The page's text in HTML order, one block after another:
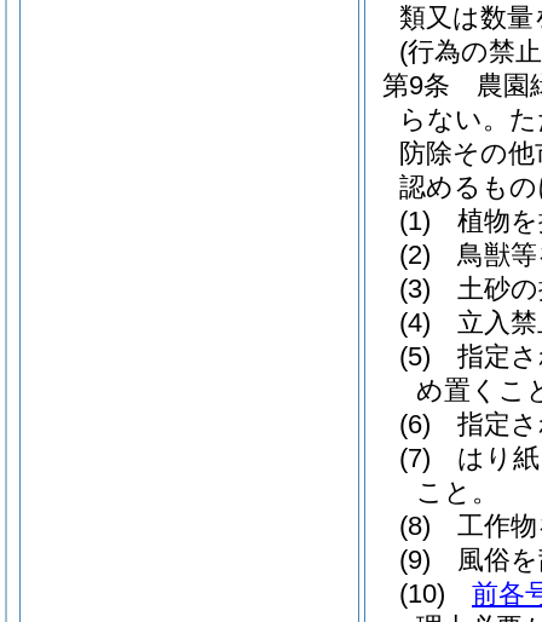
類又は数
(行為の禁
第9条
農園
らない。
防除その
認めるも
(1)
植物
(2)
鳥獣
(3)
土砂
(4)
立入
(5)
指定
め置くこ
(6)
指定
(7)
はり
こと。
(8)
工作
(9)
風俗
(10)
前各